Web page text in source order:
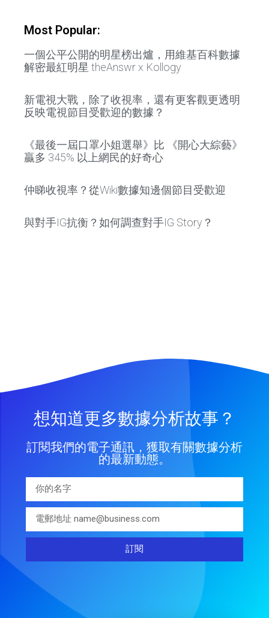
Most Popular:
一個公平公開的明星榜出爐，用維基百科數據
解密最紅明星 theAnswr x Kollogy
新電視大戰，除了收視率，還有更客觀更透明
反映電視節目受歡迎的數據？
《最後一屆口罩小姐選舉》比 《開心大綜藝》
贏多 345% 以上網民的好奇心
仲睇收視率？從Wiki數據知邊個節目受歡迎
與對手IG抗衡？如何調查對手IG Story？
想知道更多數據分析故事？
訂閱我們的電子通訊，獲取有關數據分析
的最新動態。
訂閱